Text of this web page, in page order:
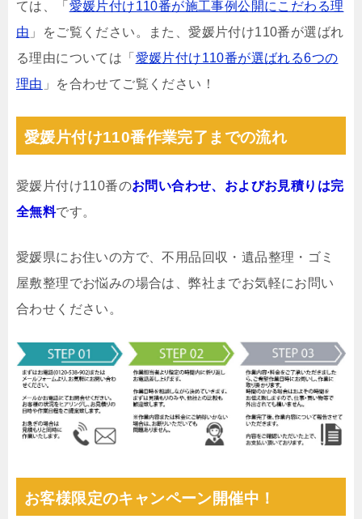
ては、「 愛媛片付け110番が施工事例公開にこだわる理
由 」をご覧ください。また、愛媛片付け110番が選ばれ
る理由については「 愛媛片付け110番が選ばれる6つの
理由 」を合わせてご覧ください！
愛媛片付け110番作業完了までの流れ
愛媛片付け110番のお問い合わせ、およびお見積りは完
全無料です。
愛媛県にお住いの方で、不用品回収・遺品整理・ゴミ
屋敷整理でお悩みの場合は、弊社までお気軽にお問い
合わせください。
お客様限定のキャンペーン開催中！